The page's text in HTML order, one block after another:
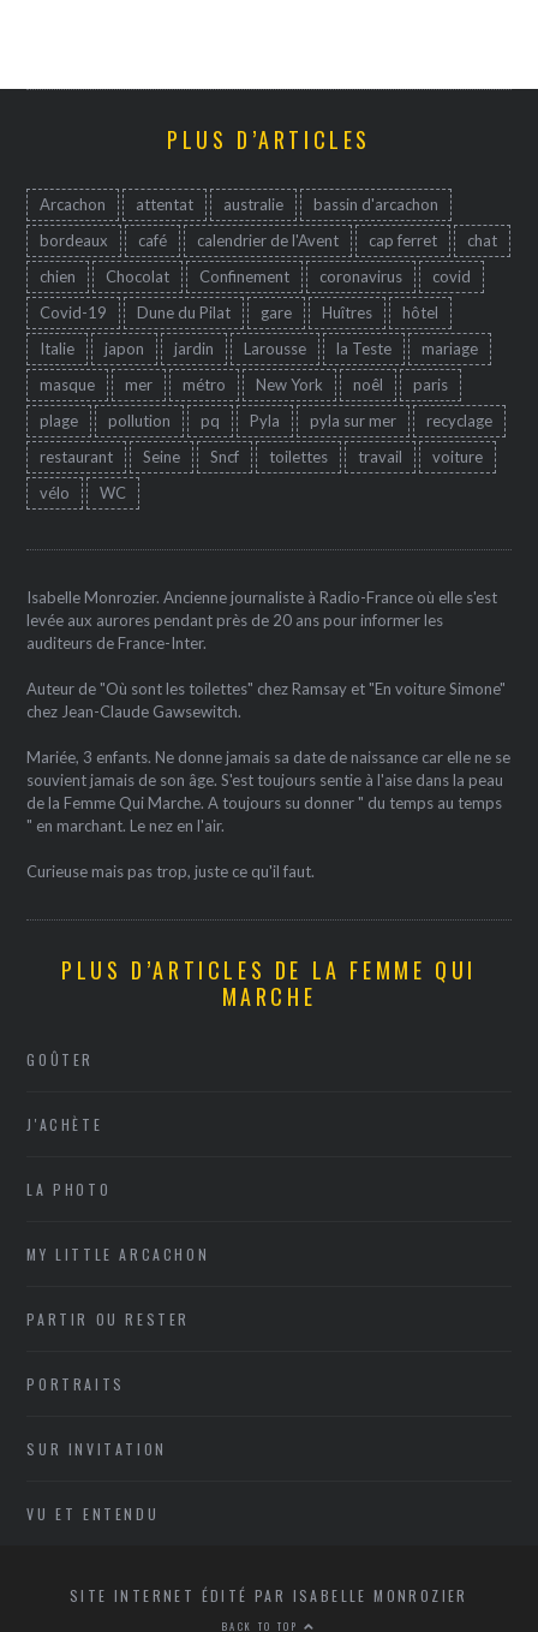
PLUS D’ARTICLES
Arcachon attentat australie
bassin d'arcachon
bordeaux
café calendrier de l'Avent cap ferret
chat
chien
Chocolat Confinement coronavirus
covid
Covid-19
Dune du Pilat gare Huîtres
hôtel
Italie
japon jardin Larousse la Teste
mariage
masque
mer métro New York noêl
paris
plage
pollution pq Pyla pyla sur mer
recyclage
restaurant
Seine Sncf toilettes travail
voiture
vélo
WC
Isabelle Monrozier. Ancienne journaliste à Radio-France où elle s'est
levée aux aurores pendant près de 20 ans pour informer les
auditeurs de France-Inter.
Auteur de "Où sont les toilettes" chez Ramsay et "En voiture Simone"
chez Jean-Claude Gawsewitch.
Mariée, 3 enfants. Ne donne jamais sa date de naissance car elle ne se
souvient jamais de son âge. S'est toujours sentie à l'aise dans la peau
de la Femme Qui Marche. A toujours su donner " du temps au temps
" en marchant. Le nez en l'air.
Curieuse mais pas trop, juste ce qu'il faut.
PLUS D’ARTICLES DE LA FEMME QUI
MARCHE
GOÛTER
J'ACHÈTE
LA PHOTO
MY LITTLE ARCACHON
PARTIR OU RESTER
PORTRAITS
SUR INVITATION
VU ET ENTENDU
SITE INTERNET ÉDITÉ PAR ISABELLE MONROZIER
BACK TO TOP